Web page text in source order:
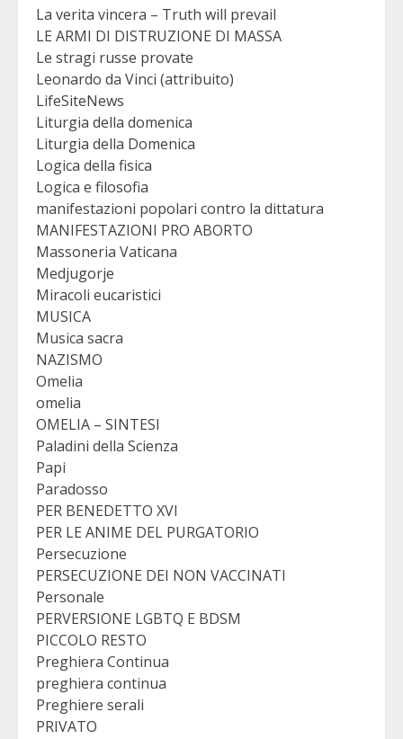
La verita vincera – Truth will prevail
LE ARMI DI DISTRUZIONE DI MASSA
Le stragi russe provate
Leonardo da Vinci (attribuito)
LifeSiteNews
Liturgia della domenica
Liturgia della Domenica
Logica della fisica
Logica e filosofia
manifestazioni popolari contro la dittatura
MANIFESTAZIONI PRO ABORTO
Massoneria Vaticana
Medjugorje
Miracoli eucaristici
MUSICA
Musica sacra
NAZISMO
Omelia
omelia
OMELIA – SINTESI
Paladini della Scienza
Papi
Paradosso
PER BENEDETTO XVI
PER LE ANIME DEL PURGATORIO
Persecuzione
PERSECUZIONE DEI NON VACCINATI
Personale
PERVERSIONE LGBTQ E BDSM
PICCOLO RESTO
Preghiera Continua
preghiera continua
Preghiere serali
PRIVATO